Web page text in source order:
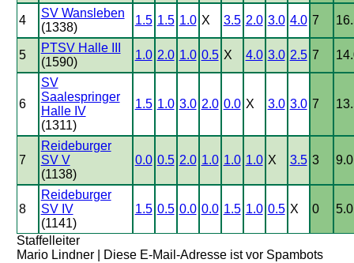
4
SV Wansleben
(1338)
1.5 1.5 1.0 X 3.5 2.0 3.0 4.0 7
5
PTSV Halle III
(1590)
1.0 2.0 1.0 0.5 X 4.0 3.0 2.5 7
6
SV
Saalespringer
Halle IV
(1311)
1.5 1.0 3.0 2.0 0.0 X 3.0 3.0 7
7
Reideburger
SV V
(1138)
0.0 0.5 2.0 1.0 1.0 1.0 X 3.5 3 9.0
8
Reideburger
SV IV
(1141)
1.5 0.5 0.0 0.0 1.5 1.0 0.5 X 0 5.0
Staffelleiter
Mario Lindner |
Diese E-Mail-Adresse ist vor Spambots